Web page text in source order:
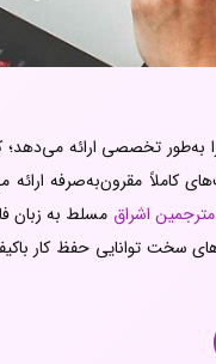
به‌طور تخصصی ارائه می‌دهد؛
کاملاً مقرون‌به‌صرفه ارائه
اشراق مسلط به زبان
سخت توانایی حفظ کار